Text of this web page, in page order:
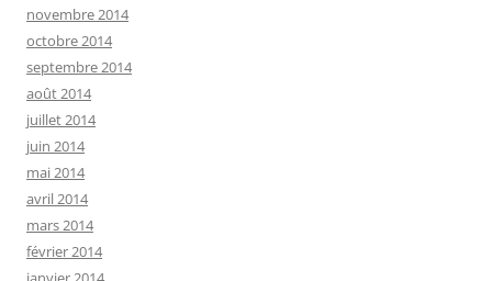
novembre 2014
octobre 2014
septembre 2014
août 2014
juillet 2014
juin 2014
mai 2014
avril 2014
mars 2014
février 2014